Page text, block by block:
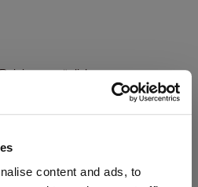
content and ads, to
möglich